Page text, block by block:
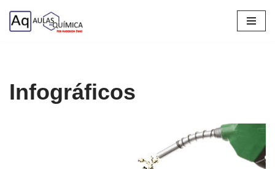
Pular
Infográficos